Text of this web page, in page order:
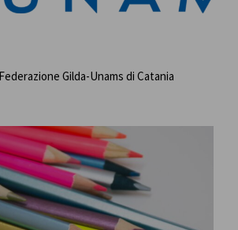
Gilda-Unams di Catania